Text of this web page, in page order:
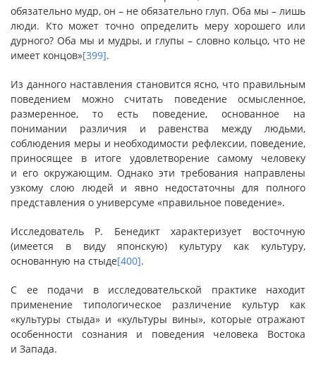
обязательно мудр, он – не обязательно глуп. Оба мы – лишь
люди. Кто может точно определить меру хорошего или
дурного? Оба мы и мудры, и глупы – словно кольцо, что не
имеет концов»[399].
Из данного наставления становится ясно, что правильным
поведением можно считать поведение осмысленное,
размеренное, то есть поведение, основанное на
понимании различия и равенства между людьми,
соблюдения меры и необходимости рефлексии, поведение,
приносящее в итоге удовлетворение самому человеку
и его окружающим. Однако эти требования направлены
узкому слою людей и явно недостаточны для полного
представления о универсуме «правильное поведение».
Исследователь Р. Бенедикт характеризует восточную
(имеется в виду японскую) культуру как культуру,
основанную на стыде[400].
С ее подачи в исследовательской практике находит
применение типологическое различение культур как
«культуры стыда» и «культуры вины», которые отражают
особенности сознания и поведения человека Востока
и Запада.